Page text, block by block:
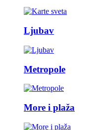
Ljubav
Metropole
More i plaža